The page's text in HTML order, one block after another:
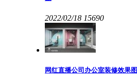
2022/02/18 15690
网红直播公司办公室装修效果图